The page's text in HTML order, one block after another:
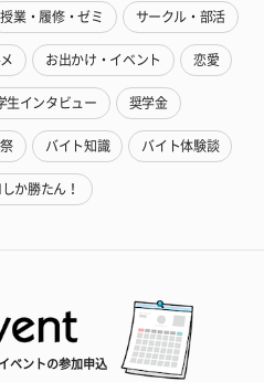
授業・履修・ゼミ サークル・部活
お出かけ・イベント 恋愛
生インタビュー 奨学金
バイト知識 バイト体験談
か勝たん！
ベントの参加申込